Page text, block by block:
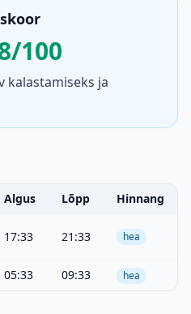
100
kalastamiseks ja
Algus Lõpp
Hinnang
17:33 21:33 hea
05:33 09:33 hea